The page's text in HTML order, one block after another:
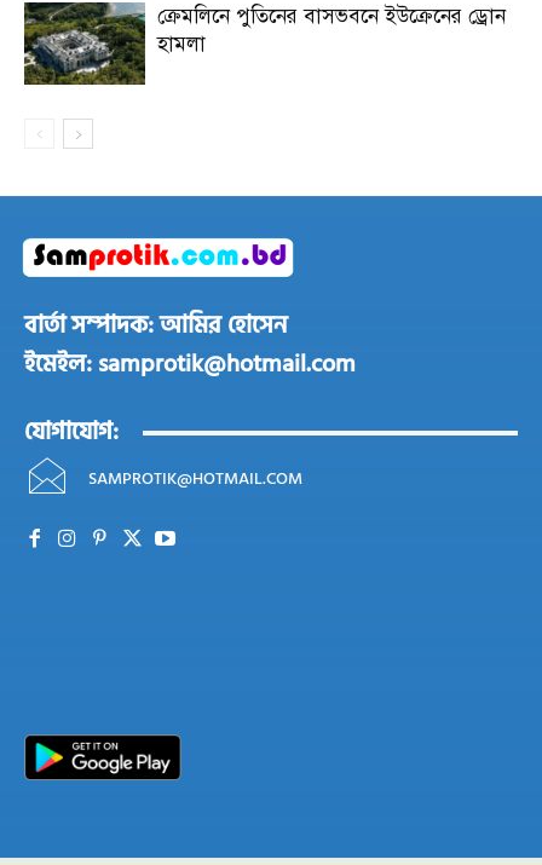
ক্রেমলিনে পুতিনের বাসভবনে ইউক্রেনের ড্রোন
হামলা
বার্তা সম্পাদক: আমির হোসেন
ইমেইল: samprotik@hotmail.com
যোগাযোগ:
SAMPROTIK@HOTMAIL.COM